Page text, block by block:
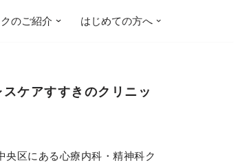
のご紹介 はじめての方へ
スケアすすきのクリニッ
央区にある心療内科・精神科ク